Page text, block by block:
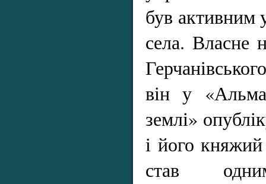
був активним
села. Власне
він у
землі»
і його
став